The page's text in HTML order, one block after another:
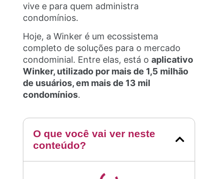
vive e para quem administra
condomínios.
Hoje, a Winker é um ecossistema
completo de soluções para o mercado
condominial. Entre elas, está oaplicativo
Winker, utilizado por mais de 1,5 milhão
de usuários, em mais de 13 mil
condomínios.
O que você vai ver neste
conteúdo?